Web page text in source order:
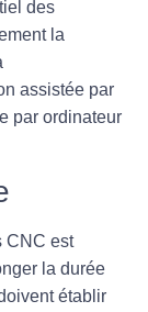
des
la
assistée par
par ordinateur
CNC est
la durée
établir